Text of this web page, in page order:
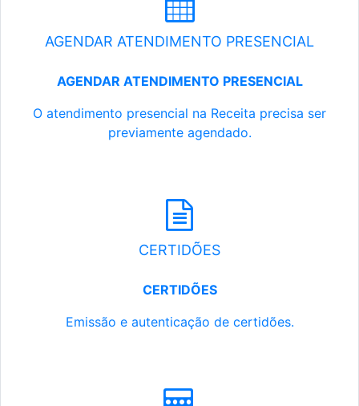
AGENDAR ATENDIMENTO PRESENCIAL
AGENDAR ATENDIMENTO PRESENCIAL
O atendimento presencial na Receita precisa ser
previamente agendado.
CERTIDÕES
CERTIDÕES
Emissão e autenticação de certidões.